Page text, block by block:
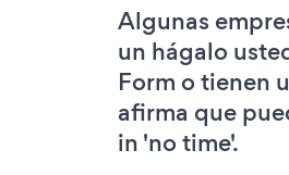
Algunas
un hágalo
Form o tienen
afirma que
in 'no time'.